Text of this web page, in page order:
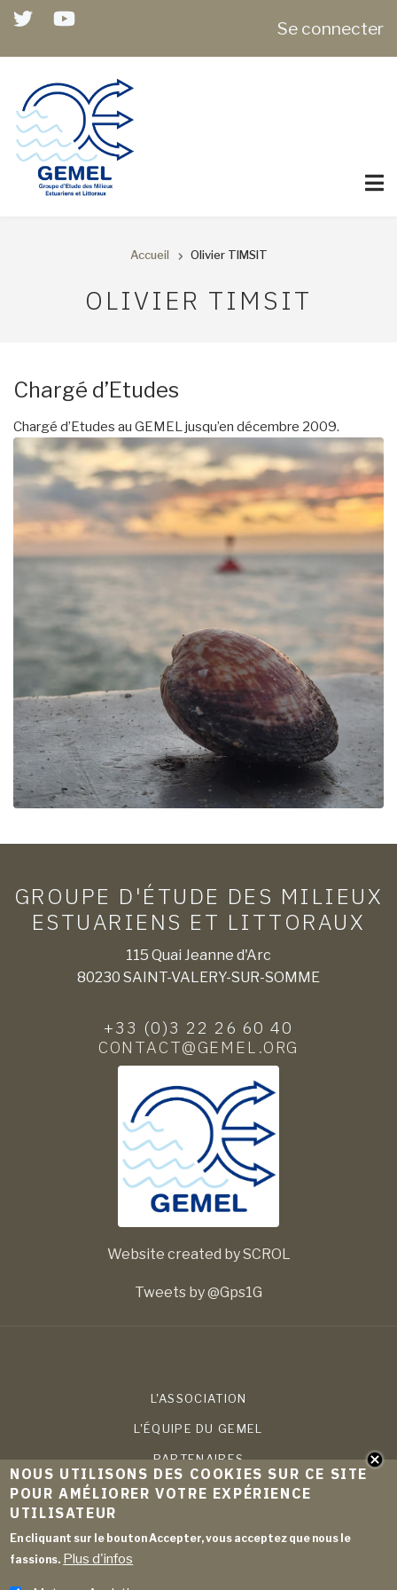
Aller
contenu
ACCOUNT
MENU
Se connecter
D'ARIANE
Accueil Olivier TIMSIT
OLIVIER TIMSIT
Chargé d’Etudes
Chargé d’Etudes au GEMEL jusqu’en décembre 2009.
Image
GROUPE D'ÉTUDE DES MILIEUX
ESTUARIENS ET LITTORAUX
115 Quai Jeanne d'Arc
80230 SAINT-VALERY-SUR-SOMME
+33 (0)3 22 26 60 40
CONTACT@GEMEL.ORG
Website created by SCROL
Tweets by @Gps1G
L'ASSOCIATION
L'ÉQUIPE DU GEMEL
PARTENAIRES
COMPÉTENCES
NOUS UTILISONS DES COOKIES SUR CE SITE
POUR AMÉLIORER VOTRE EXPÉRIENCE
UTILISATEUR
En cliquant sur le bouton Accepter, vous acceptez que nous le
fassions. Plus d'infos